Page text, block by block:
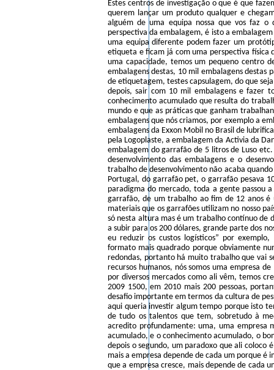
Estes centros de investigação o que é que
querem lançar um produto qualquer e
alguém de uma equipa nossa que vos faz o
perspectiva da embalagem, é isto a
uma equipa diferente podem fazer um
etiqueta e ficam já com uma perspectiva física
uma capacidade, temos um pequeno centro
embalagens destas, 10 mil embalagens
de etiquetagem, testes capsulagem, do que
depois, sair com 10 mil embalagens e fazer
conhecimento acumulado que resulta do
mundo e que as práticas que ganham
embalagens que nós criamos, por exemplo a
embalagens da Exxon Mobil no Brasil de
pela Logoplaste, a embalagem da Activia da
embalagem do garrafão de 5 litros de Luso
desenvolvimento das embalagens e o
trabalho de desenvolvimento não acaba
Portugal, do garrafão pet, o garrafão pesava
paradigma do mercado, toda a gente passou
garrafão, de um trabalho ao fim de 12 anos é
materiais que os garrafões utilizam no nosso
só nesta altura mas é um trabalho contínuo de
a subir para os 200 dólares, grande parte dos
eu reduzir os custos logísticos” por
formato mais quadrado porque obviamente
redondas, portanto há muito trabalho que vai
recursos humanos, nós somos uma empresa
por diversos mercados como ali vêm, temos
2009 1500, em 2010 mais 200 pessoas,
desafio importante em termos da cultura de
aqui queria investir algum tempo porque isto
de tudo os talentos que tem, sobretudo à
acredito profundamente: uma, uma empresa
acumulado, e o conhecimento acumulado, o
depois o segundo, um paradoxo que ali coloco
mais a empresa depende de cada um porque
que a empresa cresce, mais depende de cada